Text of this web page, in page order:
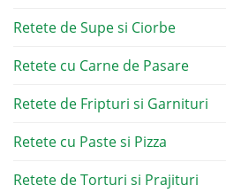
Retete de Supe si Ciorbe
Retete cu Carne de Pasare
Retete de Fripturi si Garnituri
Retete cu Paste si Pizza
Retete de Torturi si Prajituri